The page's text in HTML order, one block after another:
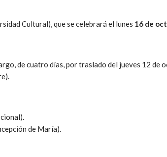
Cultural), que se celebrará el lunes 16 de
de cuatro días, por traslado del jueves 12 de
de María).